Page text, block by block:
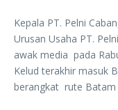
Kepala PT. Pelni
Urusan Usaha PT.
awak media pada
Kelud terakhir masuk
berangkat rute Batam